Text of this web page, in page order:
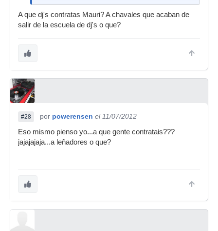
tema (para intentar mezclarlo y cagarla)
A que dj's contratas Mauri? A chavales que acaban de
salir de la escuela de dj's o que?
#28 por powerensen el 11/07/2012
Eso mismo pienso yo...a que gente contratais???
jajajajaja...a leñadores o que?